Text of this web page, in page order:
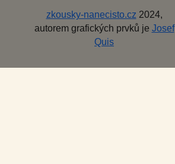
zkousky-nanecisto.cz 2024,
autorem grafických prvků je Josef
Quis